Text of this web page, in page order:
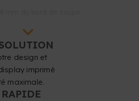
et les images importantes à au
et 50 mm du haut de votre design,
destinées aux œillets et aux
design et
imprimé
maximale.